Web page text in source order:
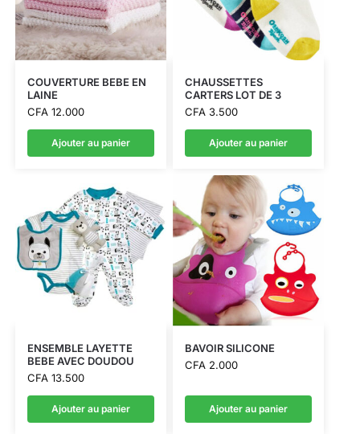
COUVERTURE BEBE EN
LAINE
CFA12.000
Ajouter au panier
CHAUSSETTES
CARTERS LOT DE 3
CFA3.500
Ajouter au panier
ENSEMBLE LAYETTE
BEBE AVEC DOUDOU
CFA13.500
Ajouter au panier
BAVOIR SILICONE
CFA2.000
Ajouter au panier